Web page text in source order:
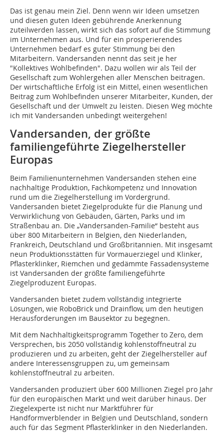
Das ist genau mein Ziel. Denn wenn wir Ideen umsetzen
und diesen guten Ideen gebührende Anerkennung
zuteilwerden lassen, wirkt sich das sofort auf die Stimmung
im Unternehmen aus. Und für ein prosperierendes
Unternehmen bedarf es guter Stimmung bei den
Mitarbeitern. Vandersanden nennt das seit je her
"Kollektives Wohlbefinden". Dazu wollen wir als Teil der
Gesellschaft zum Wohlergehen aller Menschen beitragen.
Der wirtschaftliche Erfolg ist ein Mittel, einen wesentlichen
Beitrag zum Wohlbefinden unserer Mitarbeiter, Kunden, der
Gesellschaft und der Umwelt zu leisten. Diesen Weg möchte
ich mit Vandersanden unbedingt weitergehen!
Vandersanden, der größte
familiengeführte Ziegelhersteller
Europas
Beim Familienunternehmen Vandersanden stehen eine
nachhaltige Produktion, Fachkompetenz und Innovation
rund um die Ziegelherstellung im Vordergrund.
Vandersanden bietet Ziegelprodukte für die Planung und
Verwirklichung von Gebäuden, Gärten, Parks und im
Straßenbau an. Die „Vandersanden-Familie“ besteht aus
über 800 Mitarbeitern in Belgien, den Niederlanden,
Frankreich, Deutschland und Großbritannien. Mit insgesamt
neun Produktionsstätten für Vormauerziegel und Klinker,
Pflasterklinker, Riemchen und gedämmte Fassadensysteme
ist Vandersanden der größte familiengeführte
Ziegelproduzent Europas.
Vandersanden bietet zudem vollständig integrierte
Lösungen, wie RoboBrick und Drainflow, um den heutigen
Herausforderungen im Bausektor zu begegnen.
Mit dem Nachhaltigkeitsprogramm Together to Zero, dem
Versprechen, bis 2050 vollständig kohlenstoffneutral zu
produzieren und zu arbeiten, geht der Ziegelhersteller auf
andere Interessensgruppen zu, um gemeinsam
kohlenstoffneutral zu arbeiten.
Vandersanden produziert über 600 Millionen Ziegel pro Jahr
für den europäischen Markt und weit darüber hinaus. Der
Ziegelexperte ist nicht nur Marktführer für
Handformverblender in Belgien und Deutschland, sondern
auch für das Segment Pflasterklinker in den Niederlanden.